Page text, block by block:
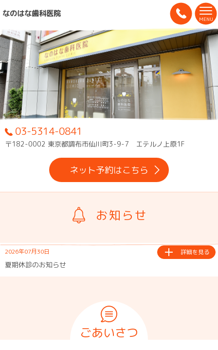
なのはな歯科医院
MENU
03-5314-0841
〒182-0002 東京都調布市仙川町3-9-7 エテルノ上原1F
ネット予約はこちら
お知らせ
2026年07月30日
夏期休診のお知らせ
詳細を見る
ごあいさつ